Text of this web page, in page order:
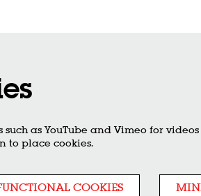
such as YouTube and Vimeo for
to place cookies.
COOKIES